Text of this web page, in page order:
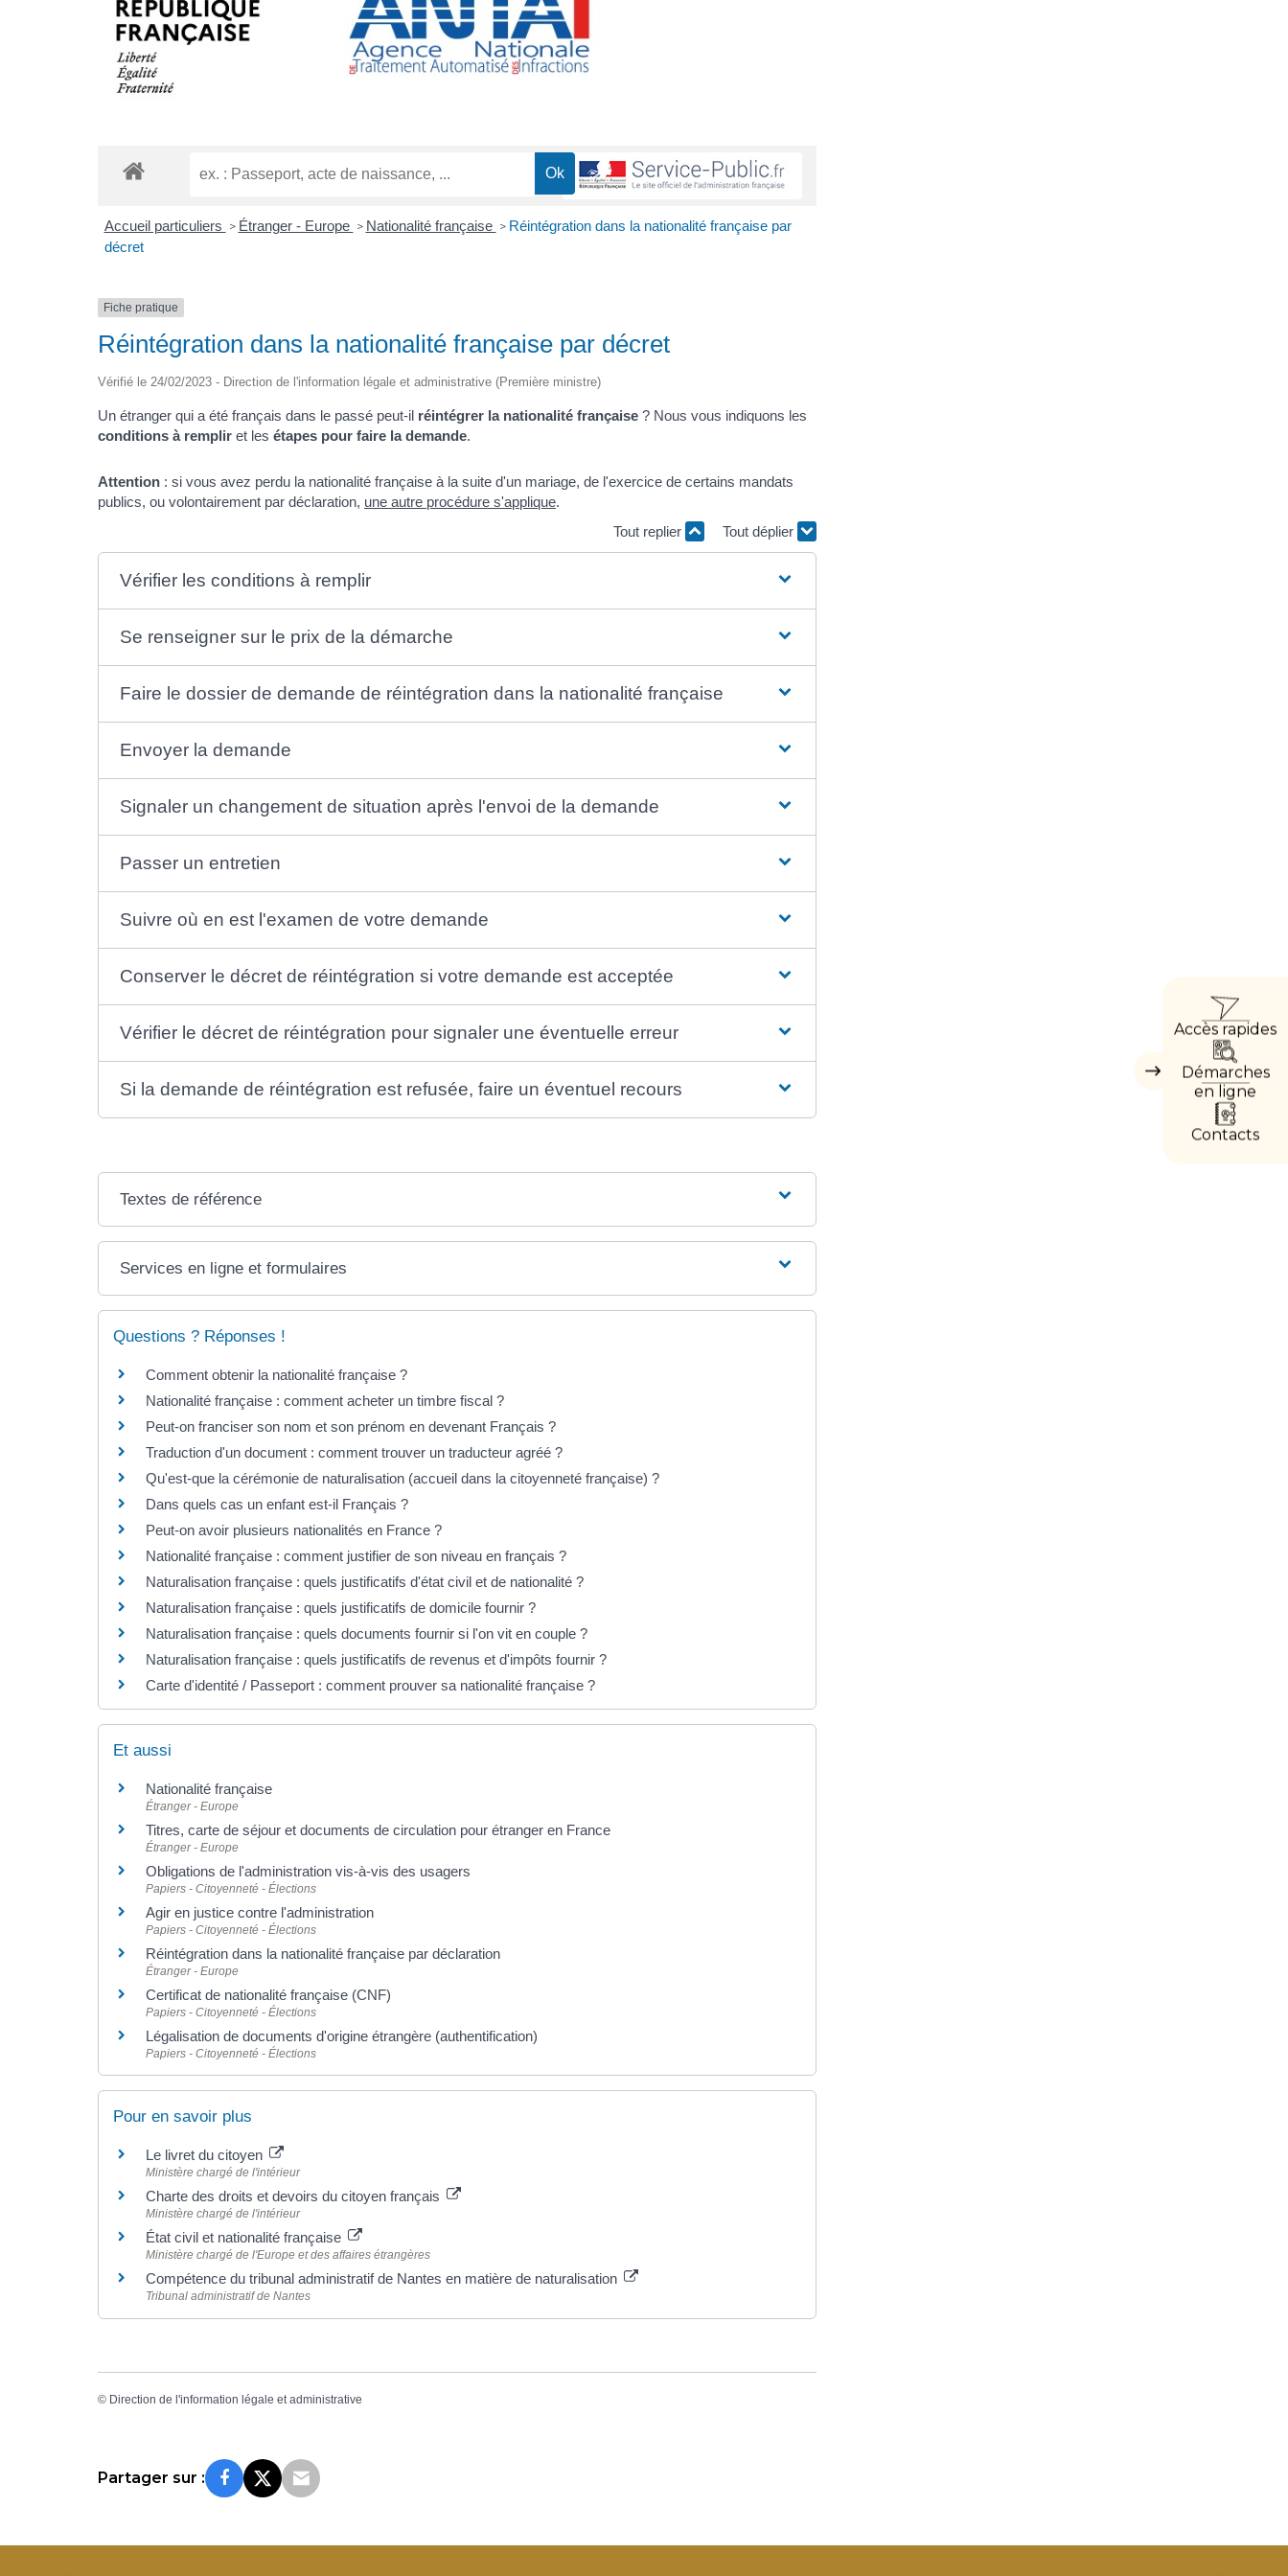
Masquer
Accès rapides
Démarches
en ligne
Contacts
Accueil particuliers > Étranger - Europe > Nationalité française > Réintégration dans la nationalité française par
décret
Fiche pratique
Réintégration dans la nationalité française par décret
Vérifié le 24/02/2023 - Direction de l'information légale et administrative (Première ministre)
Un étranger qui a été français dans le passé peut-il réintégrer la nationalité française ? Nous vous indiquons les
conditions à remplir et les étapes pour faire la demande.
Attention : si vous avez perdu la nationalité française à la suite d'un mariage, de l'exercice de certains mandats
publics, ou volontairement par déclaration, une autre procédure s'applique.
Tout replier
Tout déplier
Vérifier les conditions à remplir
Se renseigner sur le prix de la démarche
Faire le dossier de demande de réintégration dans la nationalité française
Envoyer la demande
Signaler un changement de situation après l'envoi de la demande
Passer un entretien
Suivre où en est l'examen de votre demande
Conserver le décret de réintégration si votre demande est acceptée
Vérifier le décret de réintégration pour signaler une éventuelle erreur
Si la demande de réintégration est refusée, faire un éventuel recours
Textes de référence
Services en ligne et formulaires
Questions ? Réponses !
Comment obtenir la nationalité française ?
Nationalité française : comment acheter un timbre fiscal ?
Peut-on franciser son nom et son prénom en devenant Français ?
Traduction d'un document : comment trouver un traducteur agréé ?
Qu'est-que la cérémonie de naturalisation (accueil dans la citoyenneté française) ?
Dans quels cas un enfant est-il Français ?
Peut-on avoir plusieurs nationalités en France ?
Nationalité française : comment justifier de son niveau en français ?
Naturalisation française : quels justificatifs d'état civil et de nationalité ?
Naturalisation française : quels justificatifs de domicile fournir ?
Naturalisation française : quels documents fournir si l'on vit en couple ?
Naturalisation française : quels justificatifs de revenus et d'impôts fournir ?
Carte d'identité / Passeport : comment prouver sa nationalité française ?
Et aussi
Nationalité française
Étranger - Europe
Titres, carte de séjour et documents de circulation pour étranger en France
Étranger - Europe
Obligations de l'administration vis-à-vis des usagers
Papiers - Citoyenneté - Élections
Agir en justice contre l'administration
Papiers - Citoyenneté - Élections
Réintégration dans la nationalité française par déclaration
Étranger - Europe
Certificat de nationalité française (CNF)
Papiers - Citoyenneté - Élections
Légalisation de documents d'origine étrangère (authentification)
Papiers - Citoyenneté - Élections
Pour en savoir plus
Le livret du citoyen
Ministère chargé de l'intérieur
Charte des droits et devoirs du citoyen français
Ministère chargé de l'intérieur
État civil et nationalité française
Ministère chargé de l'Europe et des affaires étrangères
Compétence du tribunal administratif de Nantes en matière de naturalisation
Tribunal administratif de Nantes
© Direction de l'information légale et administrative
Partager sur :